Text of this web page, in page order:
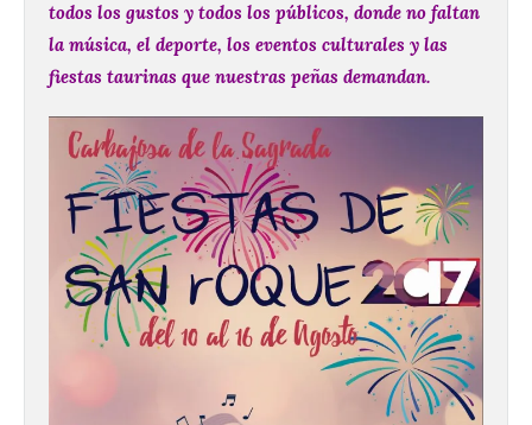
todos los gustos y todos los públicos, donde no faltan
la música, el deporte, los eventos culturales y las
fiestas taurinas que nuestras peñas demandan.